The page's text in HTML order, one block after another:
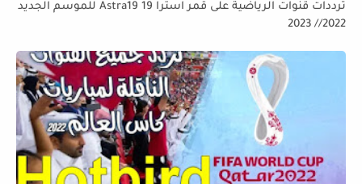
ترددات قنوات الرياضية على قمر استرا 19 Astra19 للموسم الجديد
2022// 2023